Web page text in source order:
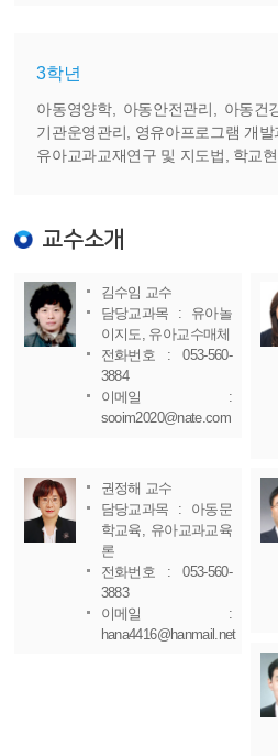
3학년
아동영양학, 아동안전관리, 아동건
기관운영관리, 영유아프로그램 개
유아교과교재연구 및 지도법, 학교
교수소개
김수임 교수
담당교과목 : 유아놀
이지도, 유아교수매체
전화번호 : 053-560-
3884
이메일 :
sooim2020@nate.com
권정해 교수
담당교과목 : 아동문
학교육, 유아교과교육
론
전화번호 : 053-560-
3883
이메일 :
hana4416@hanmail.net